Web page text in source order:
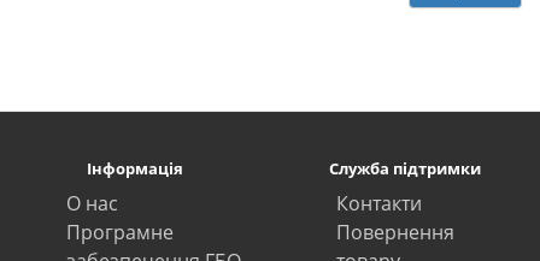
Інформація
О нас
Програмне
Служба підтримки
Контакти
Повернення